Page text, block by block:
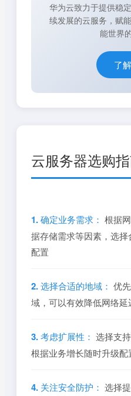
华为云致力于提供稳
续发展的云服务，赋
能世界
了
云服务器选购
1. 确定业务需求： 根据
据存储需求等因素，选
配置
2. 选择合适的地域： 优
域，可以有效降低网络
3. 考虑扩展性： 选择支
根据业务增长随时升级配
4. 关注安全防护： 选择